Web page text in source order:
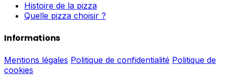
Histoire de la pizza
Quelle pizza choisir ?
Informations
Mentions légales Politique de confidentialité Politique de
cookies